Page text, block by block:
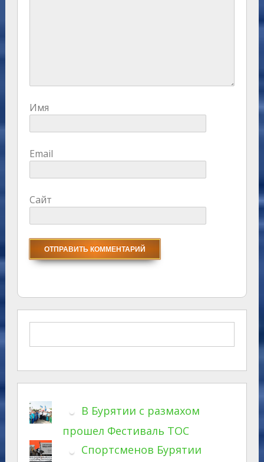
Имя
Email
Сайт
В Бурятии с размахом
прошел Фестиваль ТОС
Спортсменов Бурятии